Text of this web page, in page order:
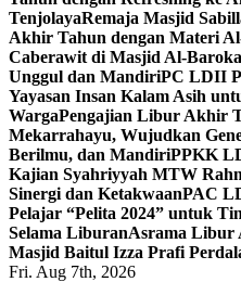
TenjolayaRemaja Masjid
Akhir Tahun dengan Materi
Caberawit di Masjid Al-
Unggul dan MandiriPC LDII
Yayasan Insan Kalam Asih
WargaPengajian Libur Akhir
Mekarrahayu, Wujudkan
Berilmu, dan MandiriPPKK
Kajian Syahriyyah MTW
Sinergi dan KetakwaanPAC
Pelajar “Pelita 2024” untuk
Selama LiburanAsrama Libur
Masjid Baitul Izza Prafi
Fri. Aug 7th, 2026